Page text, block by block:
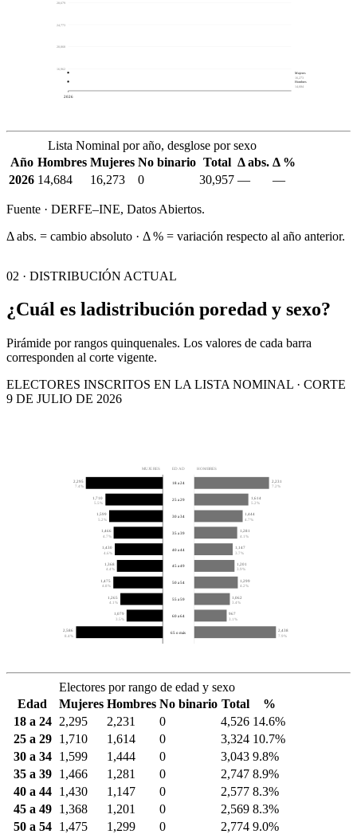
16,962
20,868
24,773
28,679
2026
Mujeres
16,273
Hombres
14,684
Lista Nominal por año, desglose por sexo
Año Hombres Mujeres No binario Total Δ abs. Δ %
2026 14,684 16,273 0 30,957 — —
Fuente · DERFE–INE, Datos Abiertos.
Δ abs. = cambio absoluto · Δ % = variación respecto al año anterior.
02 · DISTRIBUCIÓN ACTUAL
¿Cuál es ladistribución poredad y sexo?
Pirámide por rangos quinquenales. Los valores de cada barra
corresponden al corte vigente.
ELECTORES INSCRITOS EN LA LISTA NOMINAL · CORTE
9 DE JULIO DE 2026
MUJERES EDAD HOMBRES
2,295
7.4%
2,231
7.2%
18 a 24
1,710
5.5%
1,614
5.2%
25 a 29
1,599
5.2%
1,444
4.7%
30 a 34
1,466
4.7%
1,281
4.1%
35 a 39
1,430
4.6%
1,147
3.7%
40 a 44
1,368
4.4%
1,201
3.9%
45 a 49
1,475
4.8%
1,299
4.2%
50 a 54
1,265
4.1%
1,062
3.4%
55 a 59
1,079
3.5%
967
3.1%
60 a 64
2,586
8.4%
2,438
7.9%
65 o más
Electores por rango de edad y sexo
Edad
Mujeres Hombres No binario Total
%
18 a 24
2,295 2,231 0 4,526 14.6%
25 a 29
1,710 1,614 0 3,324 10.7%
30 a 34
1,599 1,444 0 3,043 9.8%
35 a 39
1,466 1,281 0 2,747 8.9%
40 a 44
1,430 1,147 0 2,577 8.3%
45 a 49
1,368 1,201 0 2,569 8.3%
50 a 54
1,475 1,299 0 2,774 9.0%